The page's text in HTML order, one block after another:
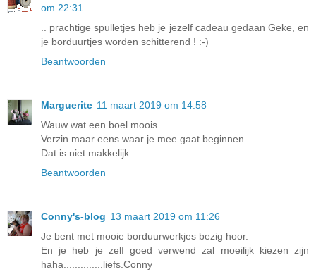
om 22:31
.. prachtige spulletjes heb je jezelf cadeau gedaan Geke, en
je borduurtjes worden schitterend ! :-)
Beantwoorden
Marguerite 11 maart 2019 om 14:58
Wauw wat een boel moois.
Verzin maar eens waar je mee gaat beginnen.
Dat is niet makkelijk
Beantwoorden
Conny's-blog 13 maart 2019 om 11:26
Je bent met mooie borduurwerkjes bezig hoor.
En je heb je zelf goed verwend zal moeilijk kiezen zijn
haha..............liefs.Conny